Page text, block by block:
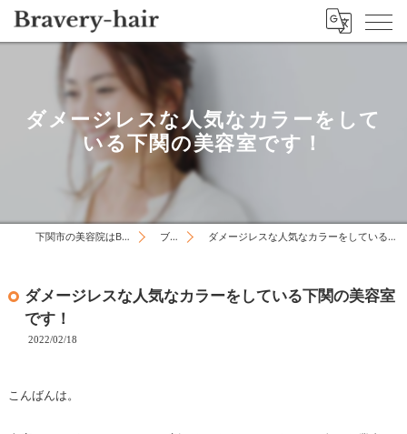
ダメージレスな人気なカラーをして
いる下関の美容室です！
下関市の美容院はBravery-hair ブログ ダメージレスな人気なカラーをしている下関の美容室です！
ダメージレスな人気なカラーをしている下関の美容室
です！
2022/02/18
こんばんは。